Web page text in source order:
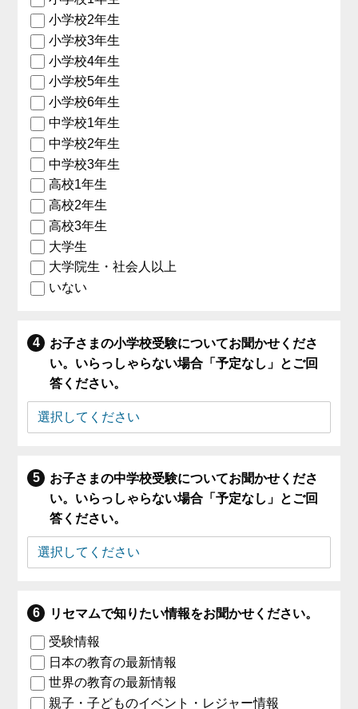
小学校2年生
小学校3年生
小学校4年生
小学校5年生
小学校6年生
中学校1年生
中学校2年生
中学校3年生
高校1年生
高校2年生
高校3年生
大学生
大学院生・社会人以上
いない
お子さまの小学校受験についてお聞かせくださ
い。いらっしゃらない場合「予定なし」とご回
答ください。
お子さまの中学校受験についてお聞かせくださ
い。いらっしゃらない場合「予定なし」とご回
答ください。
リセマムで知りたい情報をお聞かせください。
受験情報
日本の教育の最新情報
世界の教育の最新情報
親子・子どものイベント・レジャー情報